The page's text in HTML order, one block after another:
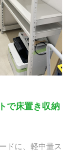
で床置き収納
ドに、軽中量ス